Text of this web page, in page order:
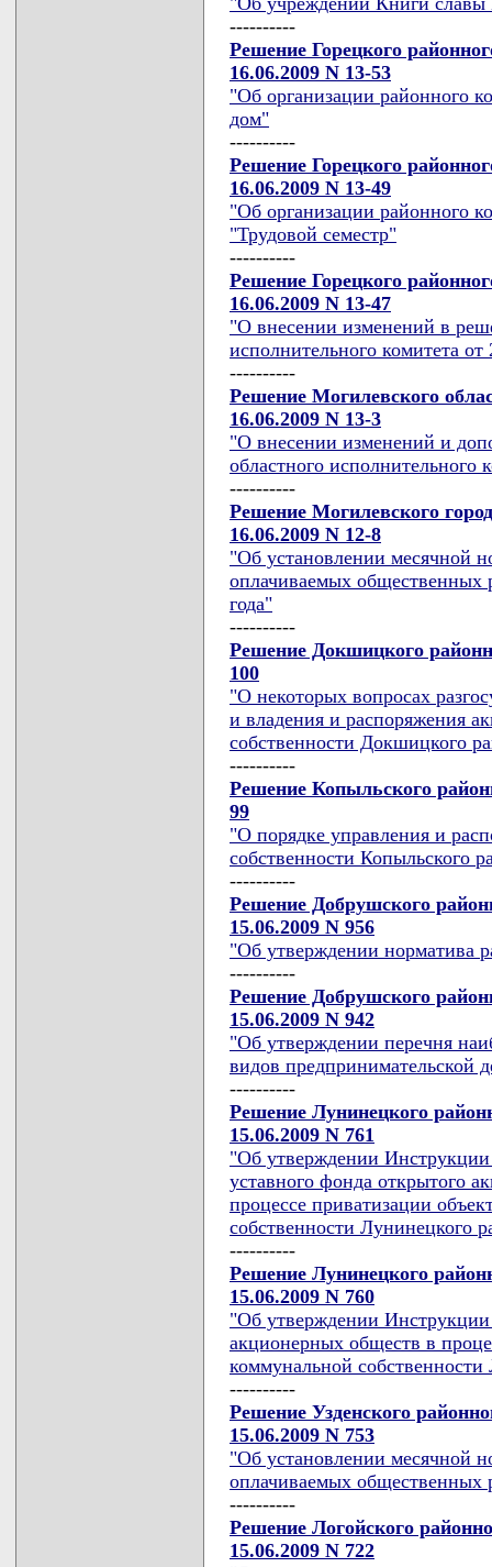
----------
Решение Горецкого
16.06.2009 N 13-53
"Об организации районного
дом"
----------
Решение Горецкого
16.06.2009 N 13-49
"Об организации районного
"Трудовой семестр"
----------
Решение Горецкого
16.06.2009 N 13-47
"О внесении изменений в
исполнительного комитета
----------
Решение Могилевского
16.06.2009 N 13-3
"О внесении изменений и
областного исполнительного
----------
Решение Могилевского
16.06.2009 N 12-8
"Об установлении месячной
оплачиваемых общественных
года"
----------
Решение Докшицкого
100
"О некоторых вопросах
и владения и распоряжения
собственности Докшицкого
----------
Решение Копыльского
99
"О порядке управления и
собственности Копыльского
----------
Решение Добрушского
15.06.2009 N 956
"Об утверждении норматива
----------
Решение Добрушского
15.06.2009 N 942
"Об утверждении перечня
видов предпринимательской
----------
Решение Лунинецкого
15.06.2009 N 761
"Об утверждении Инструкции
уставного фонда открытого
процессе приватизации
собственности Лунинецкого
----------
Решение Лунинецкого
15.06.2009 N 760
"Об утверждении
акционерных обществ в
коммунальной
----------
Решение Узденского
15.06.2009 N 753
"Об установлении месячной
оплачиваемых общественных
----------
Решение Логойского
15.06.2009 N 722